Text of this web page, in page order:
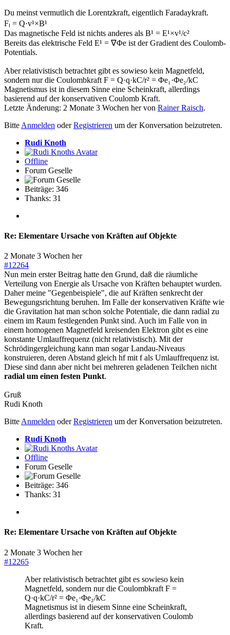
Du meinst vermutlich die Lorentzkraft, eigentlich Faradaykraft.
Fₗ = Q·v¹×B¹
Das magnetische Feld ist nichts anderes als B¹ = E¹×v¹/c²
Bereits das elektrische Feld E¹ = ∇Φe ist der Gradient des Coulomb-
Potentials.
Aber relativistisch betrachtet gibt es sowieso kein Magnetfeld,
sondern nur die Coulombkraft F = Q·q·kC/r² = Φe₁·Φe₂/kC
Magnetismus ist in diesem Sinne eine Scheinkraft, allerdings
basierend auf der konservativen Coulomb Kraft.
Letzte Änderung: 2 Monate 3 Wochen her von Rainer Raisch.
Bitte Anmelden oderRegistrieren um der Konversation beizutreten.
Rudi Knoth
Offline
Forum Geselle
Beiträge: 346
Thanks: 31
Re: Elementare Ursache von Kräften auf Objekte
2 Monate 3 Wochen her
#12264
Nun mein erster Beitrag hatte den Grund, daß die räumliche
Verteilung von Energie als Ursache von Kräften behauptet wurden.
Daher meine "Gegenbeispiele", die auf Kräften senkrecht der
Bewegungsrichtung beruhen. Im Falle der konservativen Kräfte wie
die Gravitation hat man schon solche Potentiale, die dann radial zu
einem im Raum festlegenden Punkt sind. Auch im Falle von in
einem homogenen Magnetfeld kreisenden Elektron gibt es eine
konstante Umlauffrequenz (nicht relativistisch). Mit der
Schrödingergleichung kann man sogar Landau-Niveaus
konstruieren, deren Abstand gleich hf mit f als Umlauffrequenz ist.
Diese sind dann aber nicht bei mehreren geladenen Teilchen nicht
radial um einen festen Punkt.
Gruß
Rudi Knoth
Bitte Anmelden oderRegistrieren um der Konversation beizutreten.
Rudi Knoth
Offline
Forum Geselle
Beiträge: 346
Thanks: 31
Re: Elementare Ursache von Kräften auf Objekte
2 Monate 3 Wochen her
#12265
Aber relativistisch betrachtet gibt es sowieso kein
Magnetfeld, sondern nur die Coulombkraft F =
Q·q·kC/r² = Φe₁·Φe₂/kC
Magnetismus ist in diesem Sinne eine Scheinkraft,
allerdings basierend auf der konservativen Coulomb
Kraft.